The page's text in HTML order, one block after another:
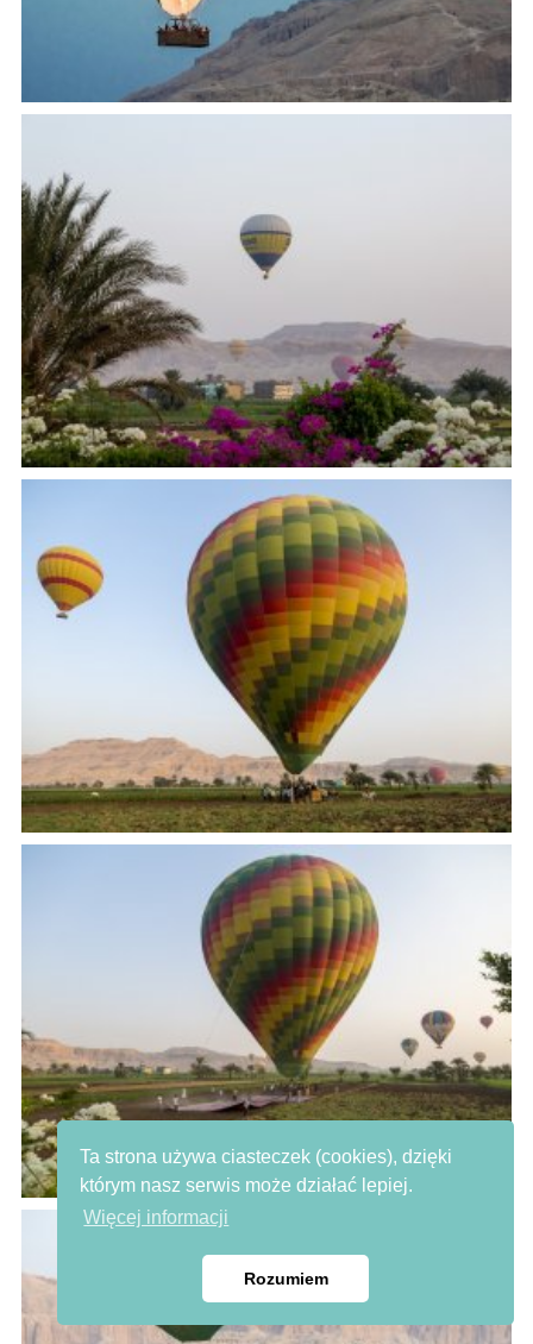
Ta strona używa ciasteczek (cookies), dzięki
którym nasz serwis może działać lepiej.
Więcej informacji
Rozumiem